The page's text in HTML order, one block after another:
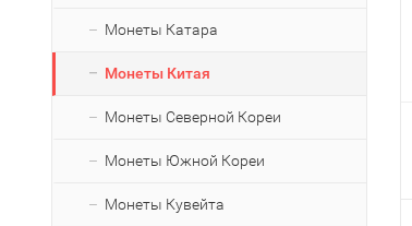
Монеты Катара
Монеты Китая
Монеты Северной Кореи
Монеты Южной Кореи
Монеты Кувейта